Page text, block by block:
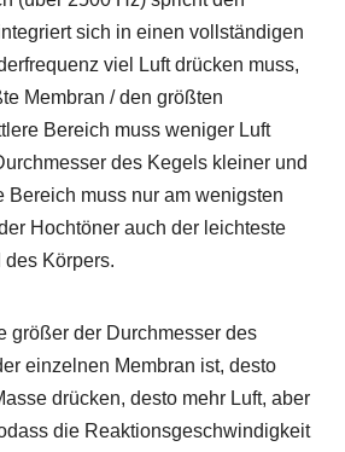
sich in einen vollständigen
viel Luft drücken muss,
Membran / den größten
Bereich muss weniger Luft
des Kegels kleiner und
Bereich muss nur am wenigsten
Hochtöner auch der leichteste
Körpers.
größer der Durchmesser des
einzelnen Membran ist, desto
drücken, desto mehr Luft, aber
die Reaktionsgeschwindigkeit